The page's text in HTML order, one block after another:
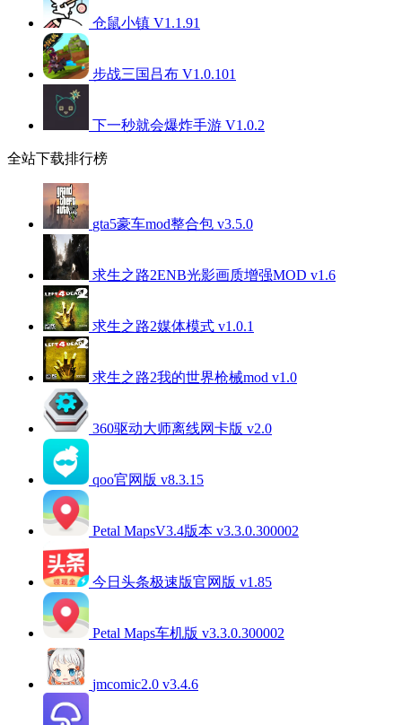
仓鼠小镇 V1.1.91
步战三国吕布 V1.0.101
下一秒就会爆炸手游 V1.0.2
全站下载排行榜
gta5豪车mod整合包 v3.5.0
求生之路2ENB光影画质增强MOD v1.6
求生之路2媒体模式 v1.0.1
求生之路2我的世界枪械mod v1.0
360驱动大师离线网卡版 v2.0
qoo官网版 v8.3.15
Petal MapsV3.4版本 v3.3.0.300002
今日头条极速版官网版 v1.85
Petal Maps车机版 v3.3.0.300002
jmcomic2.0 v3.4.6